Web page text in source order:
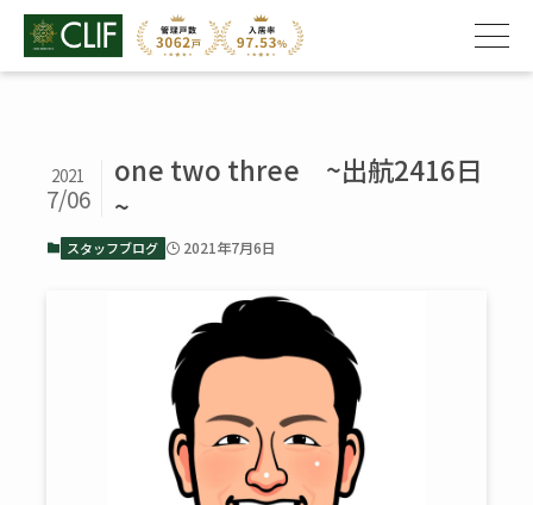
one two three ~出航2416日
~
2021
7/06
スタッフブログ 2021年7月6日